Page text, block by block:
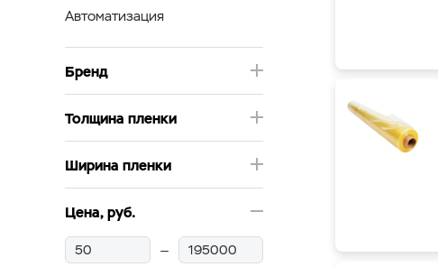
Автоматизация
Бренд
Толщина пленки
Ширина пленки
Цена, руб.
—